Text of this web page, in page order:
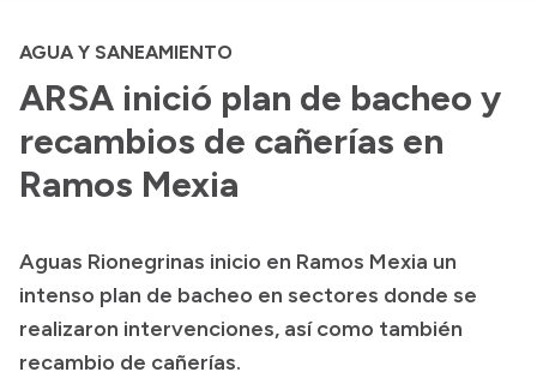
Autoridades
Delegaciones
Normativa
Presupuesto
Boletín Oficial
Compras y licitaciones
AGUA Y SANEAMIENTO
ARSA inició plan de bacheo y
recambios de cañerías en
Ramos Mexia
Aguas Rionegrinas inicio en Ramos Mexia un
intenso plan de bacheo en sectores donde se
realizaron intervenciones, así como también
recambio de cañerías.